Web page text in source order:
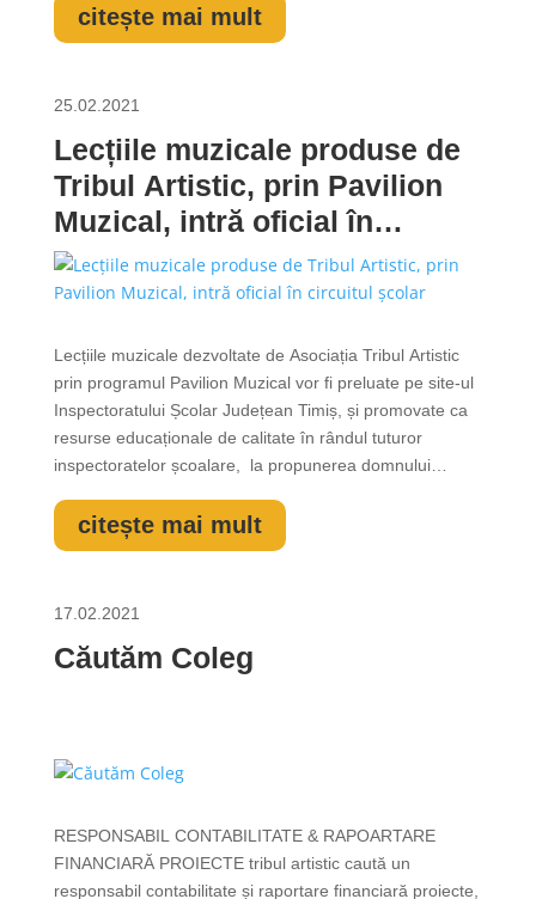
specialiști cu expertiză internațională pentru a primi...
citește mai mult
25.02.2021
Lecțiile muzicale produse de
Tribul Artistic, prin Pavilion
Muzical, intră oficial în
circuitul școlar
Lecțiile muzicale dezvoltate de Asociația Tribul Artistic
prin programul Pavilion Muzical vor fi preluate pe site-ul
Inspectoratului Școlar Județean Timiș, și promovate ca
resurse educaționale de calitate în rândul tuturor
inspectoratelor școalare, la propunerea domnului
avut loc în cadrul webinarului profesorilor de muzică
din...
citește mai mult
17.02.2021
Căutăm Coleg
RESPONSABIL CONTABILITATE & RAPOARTARE
FINANCIARĂ PROIECTE tribul artistic caută un
responsabil contabilitate și raportare financiară proiecte,